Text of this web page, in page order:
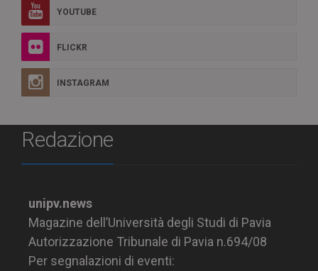
YOUTUBE
FLICKR
INSTAGRAM
Redazione
unipv.news
Magazine dell’Università degli Studi di Pavia
Autorizzazione Tribunale di Pavia n.694/08
Per segnalazioni di eventi: